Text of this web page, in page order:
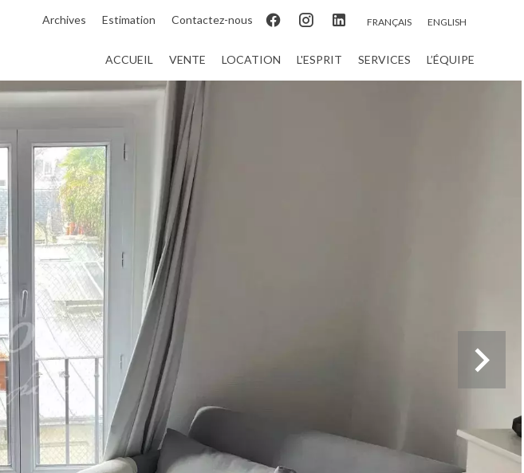
Archives Estimation Contactez-nous FRANÇAIS ENGLISH
ACCUEIL VENTE LOCATION L'ESPRIT SERVICES L’ÉQUIPE